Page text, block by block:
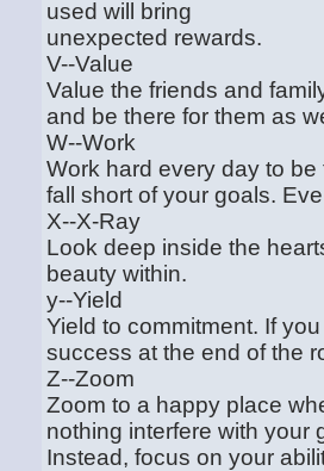
used will bring
unexpected rewards.
V--Value
Value the friends and
and be there for them as
W--Work
Work hard every day to
fall short of your goals.
X--X-Ray
Look deep inside the
beauty within.
y--Yield
Yield to commitment. If
success at the end of the
Z--Zoom
Zoom to a happy place
nothing interfere with your
Instead, focus on your